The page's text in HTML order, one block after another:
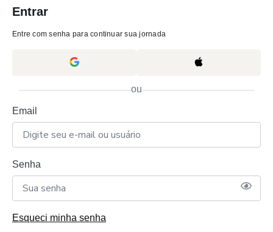
Entrar
Entre com senha para continuar sua jornada
ou
Email
Senha
Esqueci minha senha